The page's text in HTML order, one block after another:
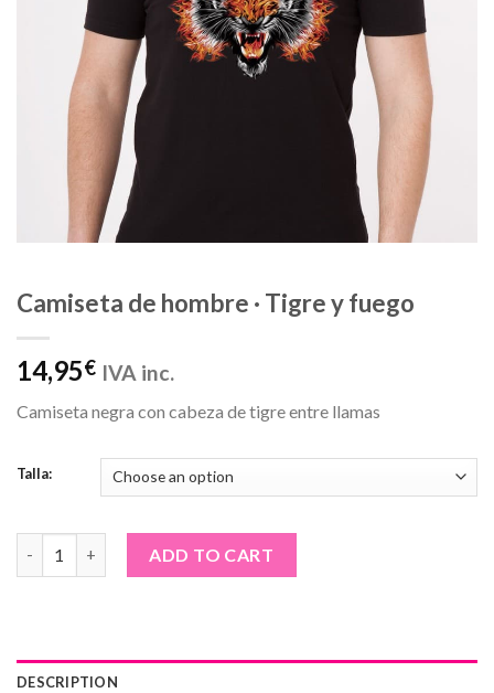
Camiseta de hombre · Tigre y fuego
14,95€ IVA inc.
Camiseta negra con cabeza de tigre entre llamas
Talla:
ADD TO CART
DESCRIPTION